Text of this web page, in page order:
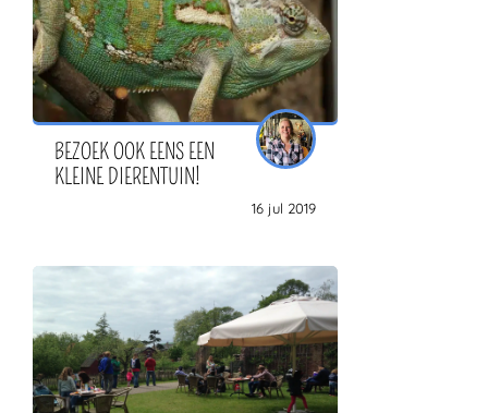
BEZOEK OOK EENS EEN
KLEINE DIERENTUIN!
16 jul 2019